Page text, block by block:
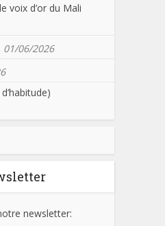
voix d’or du Mali
01/06/2026
newsletter: